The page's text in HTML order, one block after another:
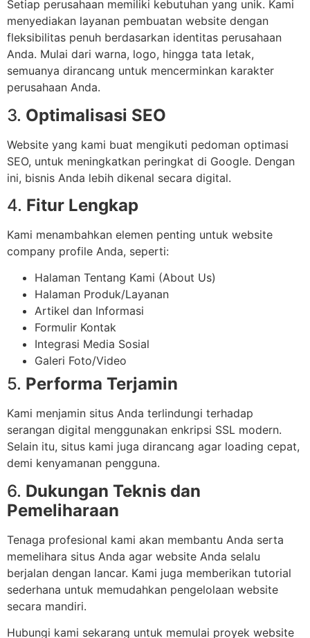
Setiap perusahaan memiliki kebutuhan yang unik. Kami
menyediakan layanan pembuatan website dengan
fleksibilitas penuh berdasarkan identitas perusahaan
Anda. Mulai dari warna, logo, hingga tata letak,
semuanya dirancang untuk mencerminkan karakter
perusahaan Anda.
3. Optimalisasi SEO
Website yang kami buat mengikuti pedoman optimasi
SEO, untuk meningkatkan peringkat di Google. Dengan
ini, bisnis Anda lebih dikenal secara digital.
4. Fitur Lengkap
Kami menambahkan elemen penting untuk website
company profile Anda, seperti:
Halaman Tentang Kami (About Us)
Halaman Produk/Layanan
Artikel dan Informasi
Formulir Kontak
Integrasi Media Sosial
Galeri Foto/Video
5. Performa Terjamin
Kami menjamin situs Anda terlindungi terhadap
serangan digital menggunakan enkripsi SSL modern.
Selain itu, situs kami juga dirancang agar loading cepat,
demi kenyamanan pengguna.
6. Dukungan Teknis dan
Pemeliharaan
Tenaga profesional kami akan membantu Anda serta
memelihara situs Anda agar website Anda selalu
berjalan dengan lancar. Kami juga memberikan tutorial
sederhana untuk memudahkan pengelolaan website
secara mandiri.
Hubungi kami sekarang untuk memulai proyek website